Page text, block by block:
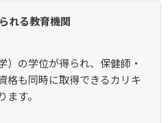
れる教育機関
）の学位が得られ、保健師・
格も同時に取得できるカリキ
す。